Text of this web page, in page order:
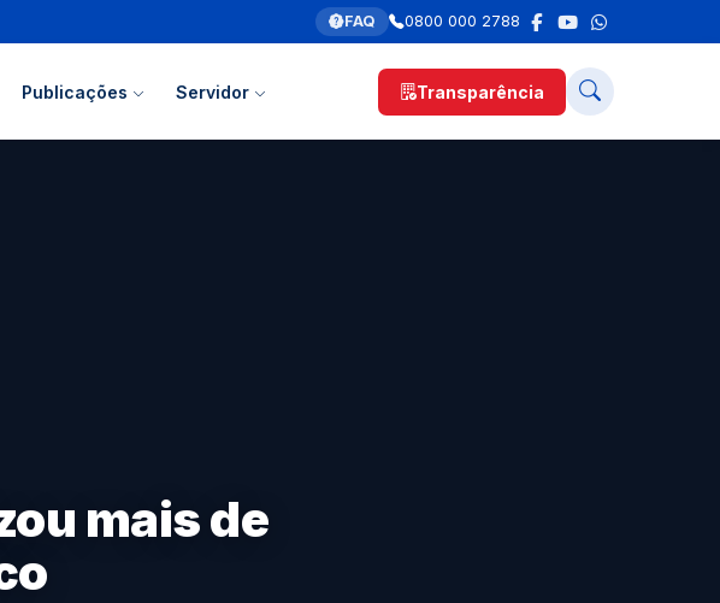
FAQ 0800 000 2788
Publicações Servidor Transparência
mais de